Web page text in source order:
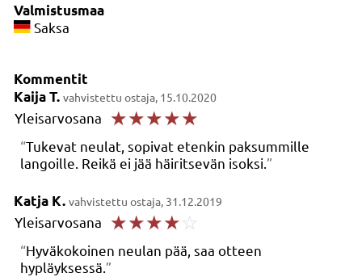
Valmistusmaa
Saksa
Kommentit
Kaija T. vahvistettu ostaja, 15.10.2020
Yleisarvosana ☆☆☆☆☆
Tukevat neulat, sopivat etenkin paksummille
langoille. Reikä ei jää häiritsevän isoksi.
Katja K. vahvistettu ostaja, 31.12.2019
Yleisarvosana ☆☆☆☆☆
Hyväkokoinen neulan pää, saa otteen
hypläyksessä.